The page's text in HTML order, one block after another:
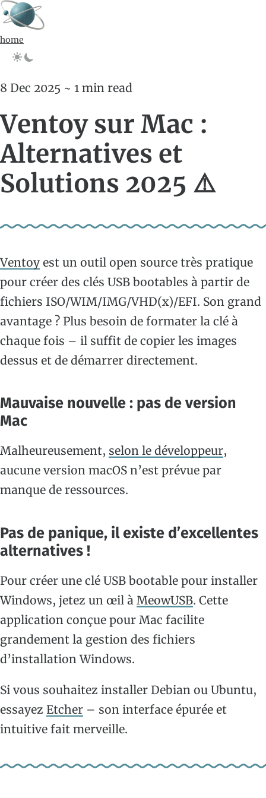
home
8 Dec 2025 ~ 1 min read
Ventoy sur Mac :
Alternatives et
Solutions 2025 ⚠️
Ventoy est un outil open source très pratique
pour créer des clés USB bootables à partir de
fichiers ISO/WIM/IMG/VHD(x)/EFI. Son grand
avantage ? Plus besoin de formater la clé à
chaque fois – il suffit de copier les images
dessus et de démarrer directement.
Mauvaise nouvelle : pas de version
Mac
Malheureusement, selon le développeur,
aucune version macOS n’est prévue par
manque de ressources.
Pas de panique, il existe d’excellentes
alternatives !
Pour créer une clé USB bootable pour installer
Windows, jetez un œil à MeowUSB. Cette
application conçue pour Mac facilite
grandement la gestion des fichiers
d’installation Windows.
Si vous souhaitez installer Debian ou Ubuntu,
essayez Etcher – son interface épurée et
intuitive fait merveille.